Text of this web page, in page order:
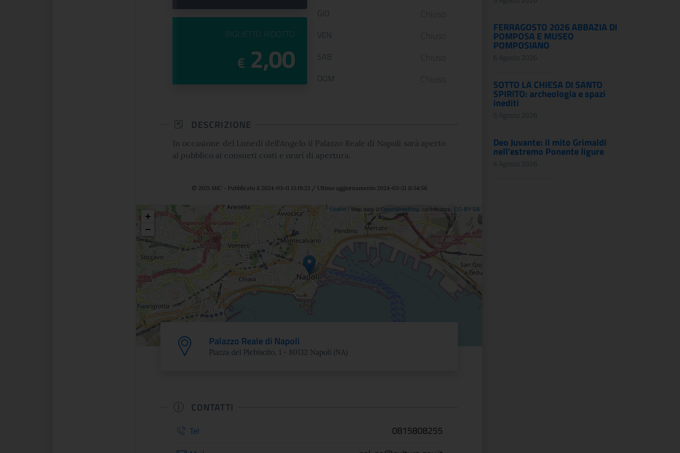
PREZZO DEL
BIGLIETTO RIDOTTO
€ 2,00
GIO
VEN
SAB
DOM
DESCRIZIONE
In occasione del Lunedì dell'Angelo il Palazzo Reale di Napoli sarà aperto
al pubblico ai consueti costi e orari di apertura.
© 2021 MiC - Pubblicato il 2024-03-11 13:19:23 / Ultimo aggiornamento 2024-03-21 11:54:56
Posizione
+
−
Leaflet | Map data © OpenStreetMapcontributors, CC-BY-SA
Palazzo Reale di Napoli
Piazza del Plebiscito, 1 - 80132 Napoli (NA)
CONTATTI
Tel 0815808255
FERRAGOSTO 2026 ABBAZIA DI
POMPOSA E MUSEO
POMPOSIANO
6 Agosto 2026
SOTTO LA CHIESA DI SANTO
SPIRITO: archeologia e spazi
inediti
6 Agosto 2026
Deo Juvante: il mito Grimaldi
nell'estremo Ponente ligure
6 Agosto 2026